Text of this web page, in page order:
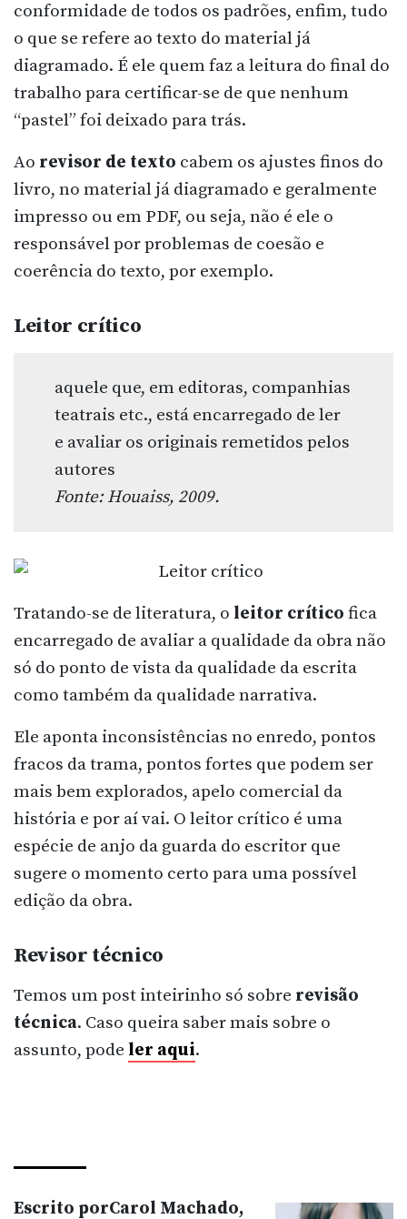
conformidade de todos os padrões, enfim, tudo
o que se refere ao texto do material já
diagramado. É ele quem faz a leitura do final do
trabalho para certificar-se de que nenhum
“pastel” foi deixado para trás.
Ao revisor de texto cabem os ajustes finos do
livro, no material já diagramado e geralmente
impresso ou em PDF, ou seja, não é ele o
responsável por problemas de coesão e
coerência do texto, por exemplo.
Leitor crítico
aquele que, em editoras, companhias
teatrais etc., está encarregado de ler
e avaliar os originais remetidos pelos
autores
Fonte: Houaiss, 2009.
Tratando-se de literatura, o leitor crítico fica
encarregado de avaliar a qualidade da obra não
só do ponto de vista da qualidade da escrita
como também da qualidade narrativa.
Ele aponta inconsistências no enredo, pontos
fracos da trama, pontos fortes que podem ser
mais bem explorados, apelo comercial da
história e por aí vai. O leitor crítico é uma
espécie de anjo da guarda do escritor que
sugere o momento certo para uma possível
edição da obra.
Revisor técnico
Temos um post inteirinho só sobre revisão
técnica. Caso queira saber mais sobre o
assunto, pode ler aqui.
Escrito porCarol Machado,